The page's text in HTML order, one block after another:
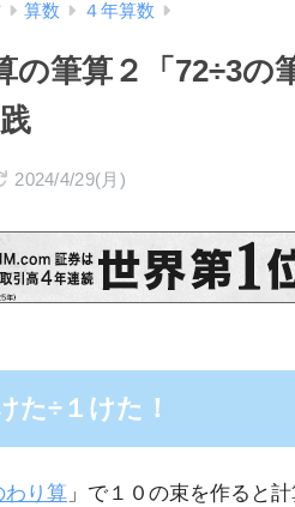
算数 ４年算数
の筆算２「72÷3の
2024/4/29(月)
た÷１けた！
わり算 」で１０の束を作ると